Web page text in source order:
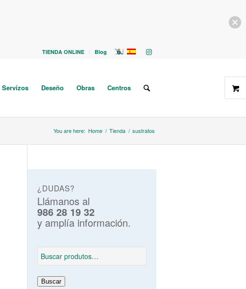
TIENDA ONLINE Blog
Servizos Deseño Obras Centros
You are here: Home / Tienda / sustratos
¿DUDAS?
Llámanos al
986 28 19 32
y amplía información.
Buscar